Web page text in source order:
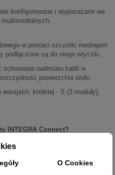
konfigurowane i wyposażane we
w postaci szczotki mediaport
podłączone są do niego wtyczki.
nadmiaru kabli w
powierzchni stołu.
wersjach: krótkiej - S (3 moduły),
INTEGRA Connect?
O Cookies